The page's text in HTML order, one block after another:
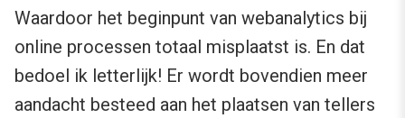
Waardoor het beginpunt van webanalytics bij
online processen totaal misplaatst is. En dat
bedoel ik letterlijk! Er wordt bovendien meer
aandacht besteed aan het plaatsen van tellers